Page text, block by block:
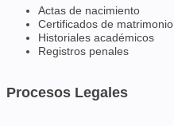
Actas de nacimiento
Certificados de matrimonio
Historiales académicos
Registros penales
Procesos Legales